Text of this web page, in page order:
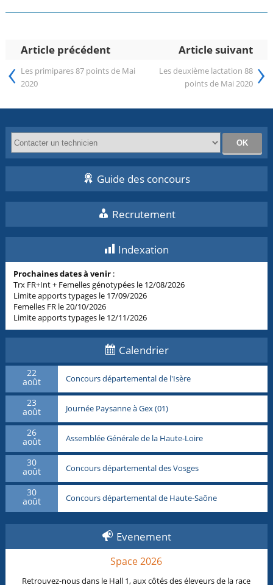
Article précédent Article suivant
‹ Les primipares 87 points de Mai
2020
Les deuxième lactation 88
points de Mai 2020 ›
Guide des concours
Recrutement
Indexation
Prochaines dates à venir :
Trx FR+Int + Femelles génotypées le 12/08/2026
Limite apports typages le 17/09/2026
Femelles FR le 20/10/2026
Limite apports typages le 12/11/2026
Calendrier
22
août Concours départemental de l'Isère
23
août Journée Paysanne à Gex (01)
26
août Assemblée Générale de la Haute-Loire
30
août Concours départemental des Vosges
30
août Concours départemental de Haute-Saône
Evenement
Space 2026
Retrouvez-nous dans le Hall 1, aux côtés des éleveurs de la race